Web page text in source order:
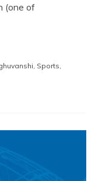
(one of
Sports